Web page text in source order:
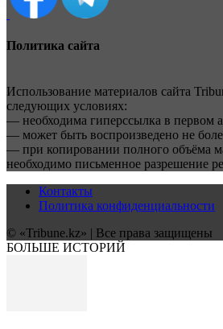
Политика сайта
Использование материалов сайта
следующих условиях:
— необходима гиперссылка в первом
— может быть воспроизведено не
— при копировании полного объёма
необходимо письменное разрешение
Контакты
Политика конфиденциальности
© «Tribune.kz» | Все права защищены
БОЛЬШЕ ИСТОРИЙ